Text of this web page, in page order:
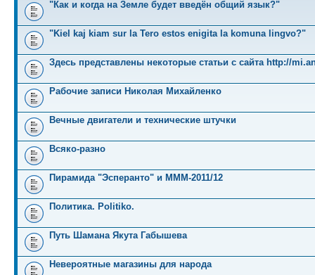
"Как и когда на Земле будет введён общий язык?"
"Kiel kaj kiam sur la Tero estos enigita la komuna lingvo?"
Здесь представлены некоторые статьи с сайта http://
Рабочие записи Николая Михайленко
Вечные двигатели и технические штучки
Всяко-разно
Пирамида "Эсперанто" и MMM-2011/12
Политика. Politiko.
Путь Шамана Якута Габышева
Невероятные магазины для народа